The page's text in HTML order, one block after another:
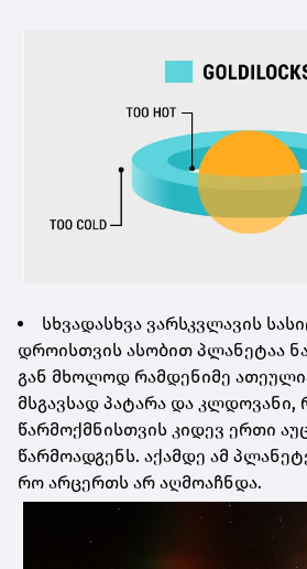
სხვა­დას­ხვა ვარ­სკვლა­ვის
დრო­ის­თვის ასო­ბით პლა­ნე­ტაა
გან მხო­ლოდ რამ­დე­ნი­მე
მსგავ­სად პა­ტა­რა და კლდო­ვა­ნი,
წარ­მოქ­მნის­თვის კი­დევ ერთი
წარ­მო­ად­გენს. აქამ­დე ამ
რო არ­ცერ­თს არ აღ­მო­აჩ­ნდა.